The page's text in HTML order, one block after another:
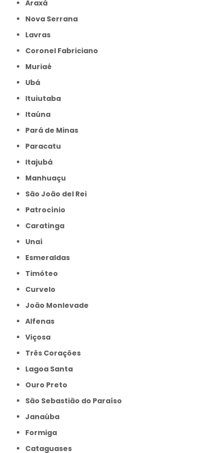
Araxá
Nova Serrana
Lavras
Coronel Fabriciano
Muriaé
Ubá
Ituiutaba
Itaúna
Pará de Minas
Paracatu
Itajubá
Manhuaçu
São João del Rei
Patrocínio
Caratinga
Unaí
Esmeraldas
Timóteo
Curvelo
João Monlevade
Alfenas
Viçosa
Três Corações
Lagoa Santa
Ouro Preto
São Sebastião do Paraíso
Janaúba
Formiga
Cataguases